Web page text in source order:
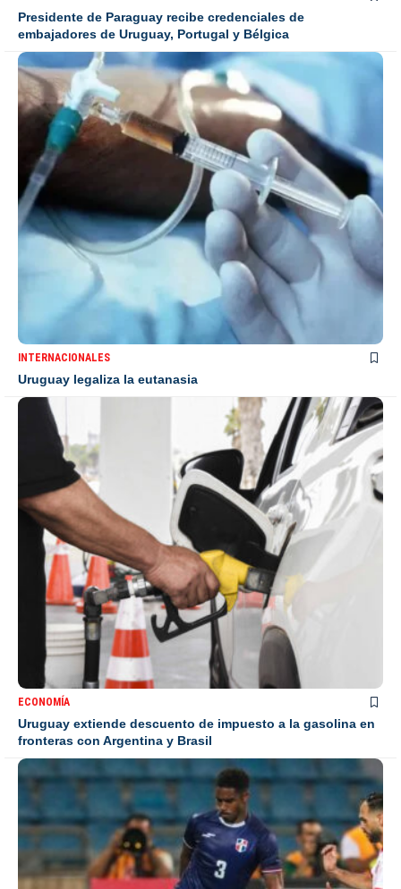
Presidente de Paraguay recibe credenciales de
embajadores de Uruguay, Portugal y Bélgica
INTERNACIONALES
Uruguay legaliza la eutanasia
ECONOMÍA
Uruguay extiende descuento de impuesto a la gasolina en
fronteras con Argentina y Brasil